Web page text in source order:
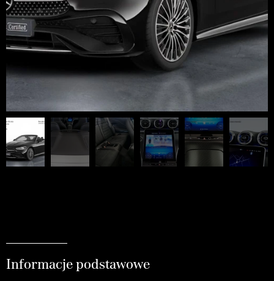
Informacje podstawowe